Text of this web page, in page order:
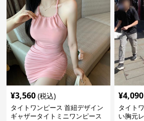
¥3,560 (税込)
タイトワンピース 首紐デザイン
ギャザータイトミニワンピース
¥4,090
タイト
い胸元